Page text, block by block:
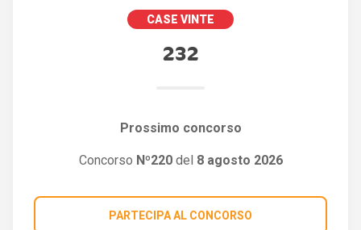
CASE VINTE
232
Prossimo concorso
Concorso Nº220del 8 agosto 2026
PARTECIPA AL CONCORSO